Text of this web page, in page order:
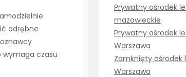
odrębne
wymaga czasu
Prywatny ośrodek
mazowieckie
Prywatny ośrodek
Warszawa
Zamknięty ośrodek
Warszawa